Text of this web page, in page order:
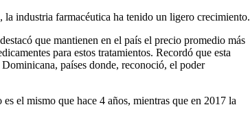
la industria farmacéutica ha tenido un ligero crecimiento.
que mantienen en el país el precio promedio más
para estos tratamientos. Recordó que esta
países donde, reconoció, el poder
el mismo que hace 4 años, mientras que en 2017 la